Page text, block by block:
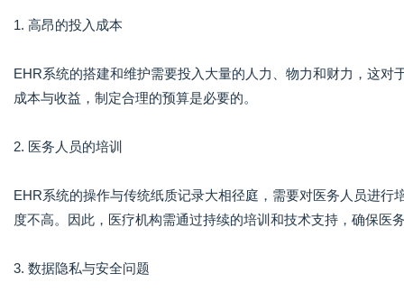
1. 高昂的投入成本
EHR系统的搭建和维护需要投入大量的人力、物力和财力，这
成本与收益，制定合理的预算是必要的。
2. 医务人员的培训
EHR系统的操作与传统纸质记录大相径庭，需要对医务人员进
度不高。因此，医疗机构需通过持续的培训和技术支持，确保医
3. 数据隐私与安全问题